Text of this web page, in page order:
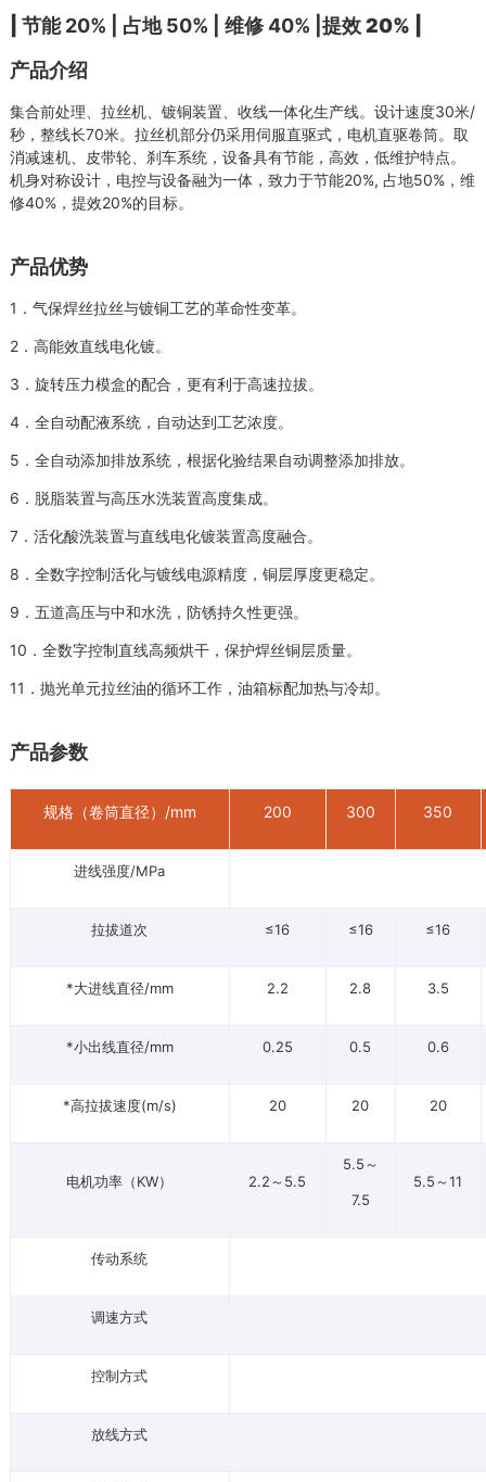
节能 20% | 占地 50% | 维修 40% | 提效 20% |
产品介绍
集合前处理、拉丝机、镀铜装置、收线一体化生产线。设计速度30米/
秒，整线长70米。拉丝机部分仍采用伺服直驱式，电机直驱卷筒。取
消减速机、皮带轮、刹车系统，设备具有节能，高效，低维护特点。
机身对称设计，电控与设备融为一体，致力于节能20%, 占地50%，维
修40%，提效20%的目标。
产品优势
1．气保焊丝拉丝与镀铜工艺的革命性变革。
2．高能效直线电化镀。
3．旋转压力模盒的配合，更有利于高速拉拔。
4．全自动配液系统，自动达到工艺浓度。
5．全自动添加排放系统，根据化验结果自动调整添加排放。
6．脱脂装置与高压水洗装置高度集成。
7．活化酸洗装置与直线电化镀装置高度融合。
8．全数字控制活化与镀线电源精度，铜层厚度更稳定。
9．五道高压与中和水洗，防锈持久性更强。
10．全数字控制直线高频烘干，保护焊丝铜层质量。
11．抛光单元拉丝油的循环工作，油箱标配加热与冷却。
产品参数
规格（卷筒直径）/mm 200 300 350
进线强度/MPa
拉拔道次 ≤16 ≤16 ≤16
*大进线直径/mm 2.2 2.8 3.5
*小出线直径/mm 0.25 0.5 0.6
*高拉拔速度(m/s) 20 20 20
电机功率（KW） 2.2～5.5
5.5～
7.5
5.5～11
传动系统
调速方式
控制方式
放线方式